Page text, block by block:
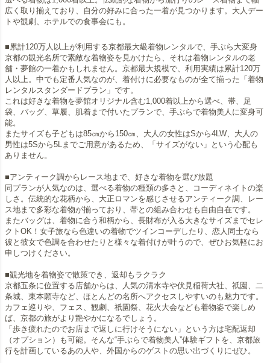
広く取り揃えており、自分の好みに合った一着が見つかります。大人デー
トや観劇、ホテルでの食事会にも。
■累計120万人以上が利用する京都最大級着物レンタルで、手ぶら大変身
京都の観光名所で素敵な着物姿を見かけたら、それは着物レンタルの老
舗・夢館の一着かもしれません。京都最大規模で、利用実績は累計120万
人以上。中でも定番人気なのが、着付けに必要なものが全て揃った「着物
レンタルスタンダードプラン」です。
これは好きな着物を夢館オリジナル含む1,000着以上から選べ、帯、足
袋、バッグ、草履、肌着まで付いたプランで、手ぶらで着物美人に変身可
能。
またサイズも子どもは85㎝から150㎝、大人の女性はSから4LW、大人の
男性は5Sから5Lまでご用意があるため、「サイズがない」という心配も
ありません。
■アンティーク調からレース地まで、好きな着物を選び放題
同プランが人気なのは、選べる着物の種類の多さと、コーディネイトの楽
しさ。伝統的な花柄から、大正ロマンを感じさせるアンティーク調、レー
ス地まで多彩な着物が揃っており、帯との組み合わせも自由自在です。
またバッグは、着物に合う和柄から、長財布が入る大きなサイズまでセレ
クトOK！女子旅なら色違いの着物でツインコーデしたり、恋人同士なら
彼と彼女で色調を合わせたりと様々な着付けが叶うので、ぜひお気軽にお
申しつけください。
■観光地を着物姿で散策でき、返却もラクラク
京都五条に位置する店舗からは、人気の清水寺や伏見稲荷大社、祇園、二
条城、東本願寺など、ほとんどの名所へアクセスしやすいのも魅力です。
カフェ巡りや、フェス、観劇、祇園祭、花火大会なども着物姿で楽しめ
ば、京都の旅がより艶やかになるでしょう。
「歩き疲れたのでお店まで返しに行けそうにない」という方は宅配返却
（オプション）も可能。そんな“手ぶらで着物美人”体験ギフトを、京都旅
行を計画しているあの人や、外国からのゲストの思い出づくりにぜひ。